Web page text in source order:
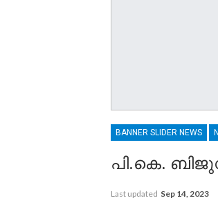
BANNER SLIDER NEWS
പി.കെ.
Last updated Sep 14, 2023